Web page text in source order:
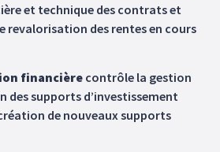
et technique des contrats et
revalorisation des rentes en cours
financièrecontrôle la gestion
des supports d’investissement
de nouveaux supports